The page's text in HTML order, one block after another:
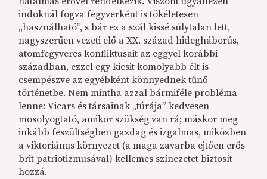
indoknál fogva fegyverként is tökéletesen
„használható”, s bár ez a szál kissé súlytalan lett,
nagyszerűen vezeti elő a XX. század hidegháborús,
atomfegyveres konfliktusait az eggyel korábbi
században, ezzel egy kicsit komolyabb élt is
csempészve az egyébként könnyednek tűnő
történetbe. Nem mintha azzal bármiféle probléma
lenne: Vicars és társainak „túrája” kedvesen
mosolyogtató, amikor szükség van rá; máskor meg
inkább feszültségben gazdag és izgalmas, miközben
a viktoriánus környezet (a maga zavarba ejtően erős
brit patriotizmusával) kellemes színezetet biztosít
hozzá.